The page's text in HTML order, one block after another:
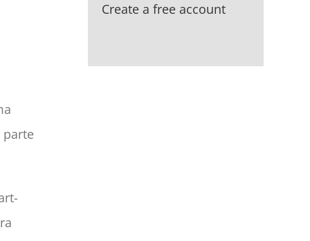
parte
Create a free account